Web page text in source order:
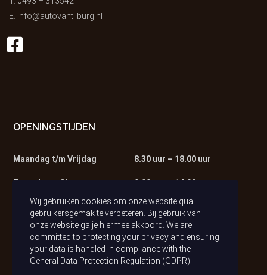
E. info@autovantilburg.nl
OPENINGSTIJDEN
Maandag t/m Vrijdag 8.30 uur – 18.00 uur
Zaterdag – Showroom 9.00 uur – 14.00 uur
Zaterdag – Werkplaats 9.00 uur – 13.00 uur
Wij gebruiken cookies om onze website qua
gebruikersgemak te verbeteren. Bij gebruik van
onze website ga je hiermee akkoord. We are
committed to protecting your privacy and ensuring
your data is handled in compliance with the
General Data Protection Regulation (GDPR)